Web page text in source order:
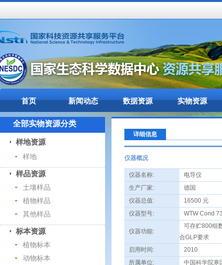
首页 新闻动态 数据资源 实物资源
全部实物资源分类
样地资源
样地
样品资源
土壤样品
植物样品
其他样品
标本资源
植物标本
动物标本
详细信息
仪器概况
仪器名称:
电导仪
生产厂家:
德国
仪器总值:
16500 元
仪器型号:
WTW Cond
仪器功能:
可存贮800组
合GLP要求
启用时间:
2010
所属单位:
中国科学院寒